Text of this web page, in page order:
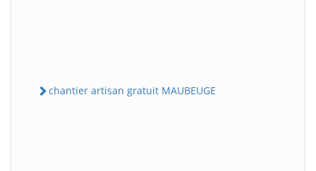
chantier artisan gratuit MAUBEUGE